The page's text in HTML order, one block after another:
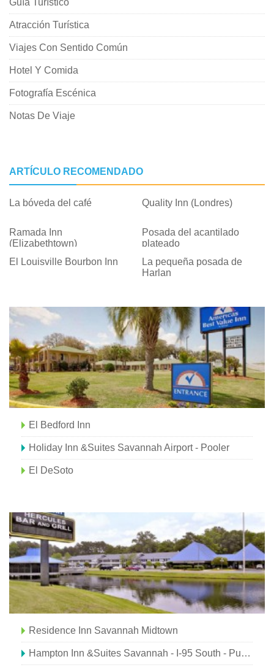
Guía Turístico
Atracción Turística
Viajes Con Sentido Común
Hotel Y Comida
Fotografía Escénica
Notas De Viaje
ARTÍCULO RECOMENDADO
La bóveda del café Quality Inn (Londres)
Ramada Inn
(Elizabethtown)
Posada del acantilado
plateado
El Louisville Bourbon Inn
La pequeña posada de
Harlan
El Bedford Inn
Holiday Inn &Suites Savannah Airport - Pooler
El DeSoto
Residence Inn Savannah Midtown
Hampton Inn &Suites Savannah - I-95 South - Puerta De Enlace